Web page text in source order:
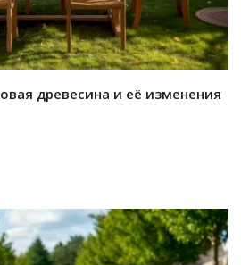
древесина и её изменения